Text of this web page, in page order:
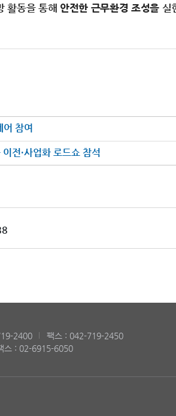
활동을 통해 안전한 근무환경 조성을 실
참여
전·사업화 로드쇼 참석
2400 팩스 : 042-719-2450
스 : 02-6915-6050